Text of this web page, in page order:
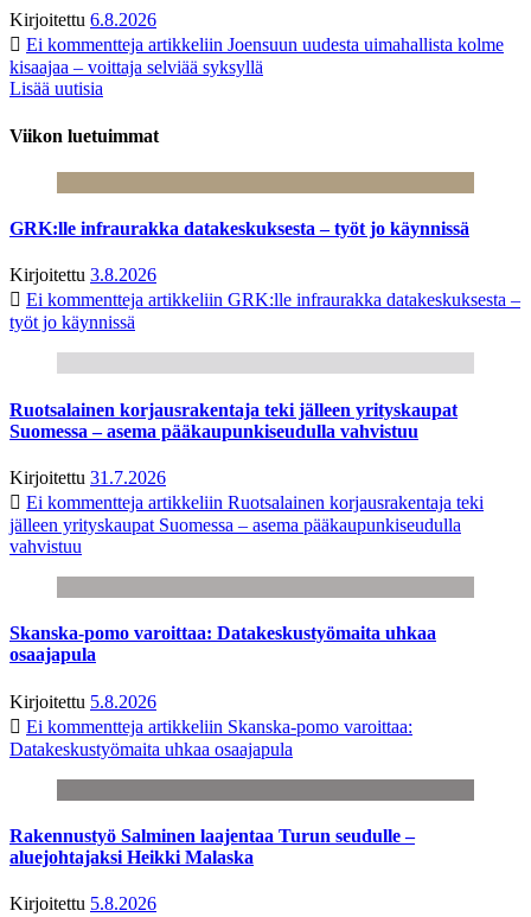
Kirjoitettu 6.8.2026
Ei kommentteja artikkeliin Joensuun uudesta uimahallista kolme
kisaajaa – voittaja selviää syksyllä
Lisää uutisia
Viikon luetuimmat
GRK:lle infraurakka datakeskuksesta – työt jo käynnissä
Kirjoitettu 3.8.2026
Ei kommentteja artikkeliin GRK:lle infraurakka datakeskuksesta –
työt jo käynnissä
Ruotsalainen korjausrakentaja teki jälleen yrityskaupat
Suomessa – asema pääkaupunkiseudulla vahvistuu
Kirjoitettu 31.7.2026
Ei kommentteja artikkeliin Ruotsalainen korjausrakentaja teki
jälleen yrityskaupat Suomessa – asema pääkaupunkiseudulla
vahvistuu
Skanska-pomo varoittaa: Datakeskustyömaita uhkaa
osaajapula
Kirjoitettu 5.8.2026
Ei kommentteja artikkeliin Skanska-pomo varoittaa:
Datakeskustyömaita uhkaa osaajapula
Rakennustyö Salminen laajentaa Turun seudulle –
aluejohtajaksi Heikki Malaska
Kirjoitettu 5.8.2026